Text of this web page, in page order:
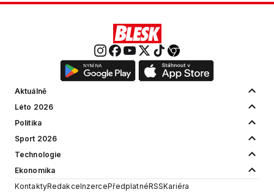
Aktuálně
Léto 2026
Politika
Sport 2026
Technologie
Ekonomika
KontaktyRedakceInzercePředplatnéRSSKariéra